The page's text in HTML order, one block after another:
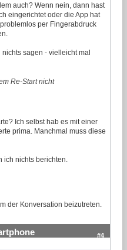
auch? Wenn nein, dann hast
eingerichtet oder die App hat
per Fingerabdruck
sagen - vielleicht mal
Re-Start nicht
Ich selbst hab es mit einer
prima. Manchmal muss diese
nichts berichten.
der Konversation beizutreten.
#4